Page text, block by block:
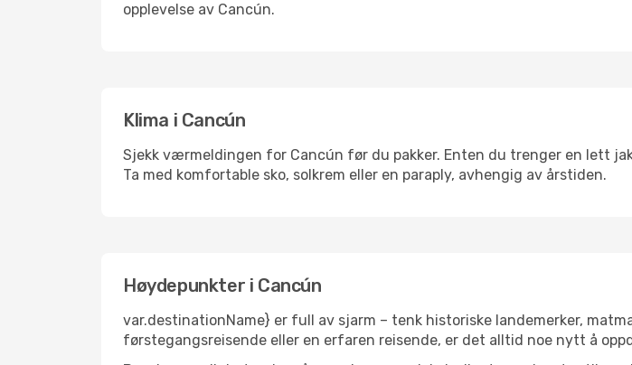
opplevelse av Cancún.
Klima i Cancún
Sjekk værmeldingen for Cancún før du pakker. Enten du trenger en lett
Ta med komfortable sko, solkrem eller en paraply, avhengig av årstiden.
Høydepunkter i Cancún
var.destinationName} er full av sjarm – tenk historiske landemerker,
førstegangsreisende eller en erfaren reisende, er det alltid noe nytt å